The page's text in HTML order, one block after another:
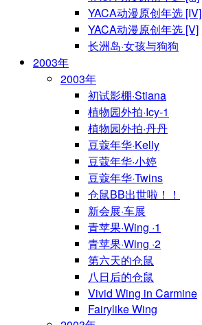
YACA动漫原创年选 [IV]
YACA动漫原创年选 [V]
长洲岛·女孩与狗狗
2003年
2003年
初试影棚·Stiana
植物园外拍·Icy-1
植物园外拍·丹丹
豆蔻年华·Kelly
豆蔻年华·小婷
豆蔻年华·Twins
仓鼠BB出世啦！！
新会展·车展
青苹果·Wing ·1
青苹果·Wing ·2
第六天的仓鼠
八日后的仓鼠
Vivid Wing in Carmine
Fairylike Wing